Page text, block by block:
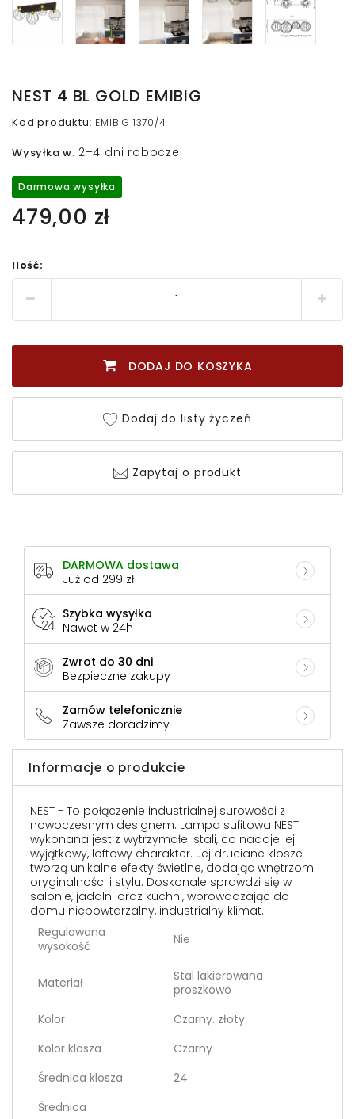
NEST 4 BL GOLD EMIBIG
Kod produktu: EMIBIG 1370/4
Wysyłka w: 2–4 dni robocze
Darmowa wysyłka
479,00 zł
Ilość:
DODAJ DO KOSZYKA
Dodaj do listy życzeń
Zapytaj o produkt
DARMOWA dostawa
Już od 299 zł
Szybka wysyłka
Nawet w 24h
Zwrot do 30 dni
Bezpieczne zakupy
Zamów telefonicznie
Zawsze doradzimy
Informacje o produkcie
NEST - To połączenie industrialnej surowości z
nowoczesnym designem. Lampa sufitowa NEST
wykonana jest z wytrzymałej stali, co nadaje jej
wyjątkowy, loftowy charakter. Jej druciane klosze
tworzą unikalne efekty świetlne, dodając wnętrzom
oryginalności i stylu. Doskonale sprawdzi się w
salonie, jadalni oraz kuchni, wprowadzając do
domu niepowtarzalny, industrialny klimat.
Regulowana
wysokość
Nie
Materiał
Stal lakierowana
proszkowo
Kolor
Czarny. złoty
Kolor klosza
Czarny
Średnica klosza
24
Średnica